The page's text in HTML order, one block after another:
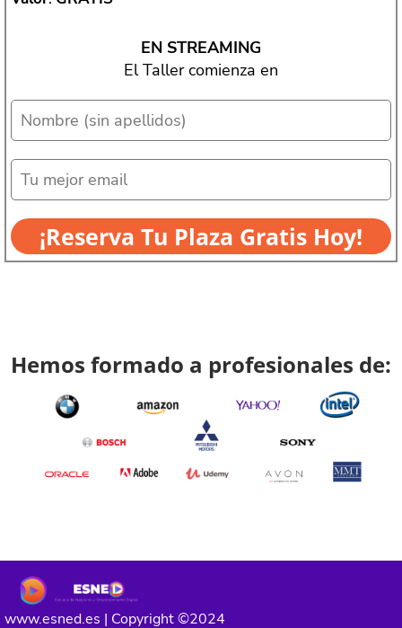
EN STREAMING
El Taller comienza en
¡Reserva Tu Plaza Gratis Hoy!
Hemos formado a profesionales de:
www.esned.es | Copyright ©2024